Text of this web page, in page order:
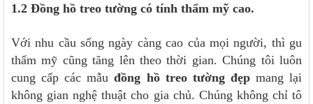
1.2 Đồng hồ treo tường có tính thẩm mỹ cao.
Với nhu cầu sống ngày càng cao của mọi người, thì gu
thẩm mỹ cũng tăng lên theo thời gian. Chúng tôi luôn
cung cấp các mẫuđồng hồ treo tường đẹpmang lại
không gian nghệ thuật cho gia chủ. Chúng không chỉ tô